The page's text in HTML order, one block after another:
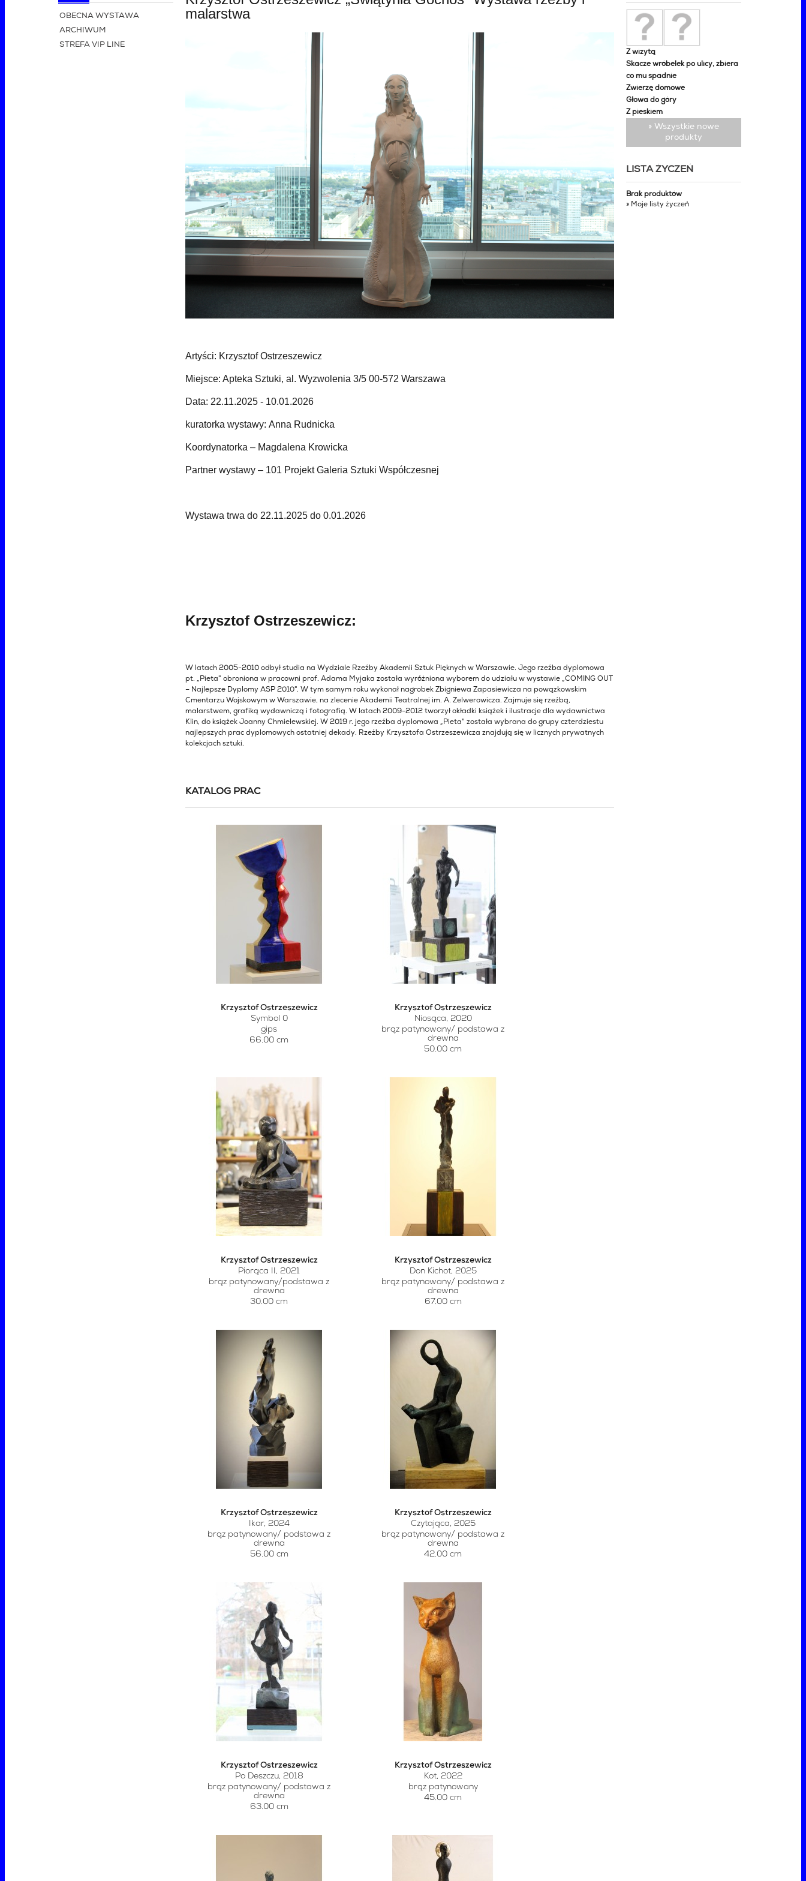
OBECNA WYSTAWA
ARCHIWUM
STREFA VIP LINE
malarstwa
Artyści: Krzysztof Ostrzeszewicz
Miejsce: Apteka Sztuki, al. Wyzwolenia 3/5 00-572 Warszawa
Data: 22.11.2025 - 10.01.2026
kuratorka wystawy: Anna Rudnicka
Koordynatorka – Magdalena Krowicka
Partner wystawy – 101 Projekt Galeria Sztuki Współczesnej
Wystawa trwa do 22.11.2025 do 0.01.2026
Krzysztof Ostrzeszewicz:
W latach 2005-2010 odbył studia na Wydziale Rzeźby Akademii Sztuk Pięknych w Warszawie. Jego rzeźba dyplomowa
pt. „Pieta" obroniona w pracowni prof. Adama Myjaka została wyróżniona wyborem do udziału w wystawie „COMING OUT
– Najlepsze Dyplomy ASP 2010". W tym samym roku wykonał nagrobek Zbigniewa Zapasiewicza na powązkowskim
Cmentarzu Wojskowym w Warszawie, na zlecenie Akademii Teatralnej im. A. Zelwerowicza. Zajmuje się rzeźbą,
malarstwem, grafiką wydawniczą i fotografią. W latach 2009-2012 tworzył okładki książek i ilustracje dla wydawnictwa
Klin, do książek Joanny Chmielewskiej. W 2019 r. jego rzeźba dyplomowa „Pieta" została wybrana do grupy czterdziestu
najlepszych prac dyplomowych ostatniej dekady. Rzeźby Krzysztofa Ostrzeszewicza znajdują się w licznych prywatnych
kolekcjach sztuki.
KATALOG PRAC
Krzysztof Ostrzeszewicz
Symbol 0
gips
66.00 cm
Krzysztof Ostrzeszewicz
Niosąca, 2020
brąz patynowany/ podstawa z
drewna
50.00 cm
Krzysztof Ostrzeszewicz
Piorąca II, 2021
brąz patynowany/podstawa z
drewna
30.00 cm
Krzysztof Ostrzeszewicz
Don Kichot, 2025
brąz patynowany/ podstawa z
drewna
67.00 cm
Krzysztof Ostrzeszewicz
Ikar, 2024
brąz patynowany/ podstawa z
drewna
56.00 cm
Krzysztof Ostrzeszewicz
Czytająca, 2025
brąz patynowany/ podstawa z
drewna
42.00 cm
Krzysztof Ostrzeszewicz
Po Deszczu, 2018
brąz patynowany/ podstawa z
drewna
63.00 cm
Krzysztof Ostrzeszewicz
Kot, 2022
brąz patynowany
45.00 cm
Z wizytą
Skacze wróbelek po ulicy, zbiera
co mu spadnie
Zwierzę domowe
Głowa do góry
Z pieskiem
» Wszystkie nowe
produkty
LISTA ŻYCZEŃ
Brak produktów
» Moje listy życzeń